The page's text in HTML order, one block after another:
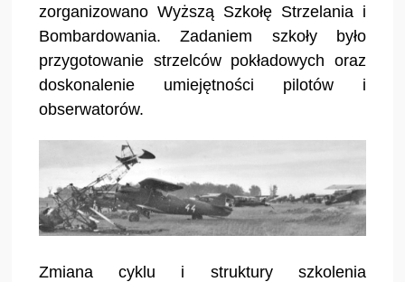
zorganizowano Wyższą Szkołę Strzelania i
Bombardowania. Zadaniem szkoły było
przygotowanie strzelców pokładowych oraz
doskonalenie umiejętności pilotów i
obserwatorów.
Zmiana cyklu i struktury szkolenia